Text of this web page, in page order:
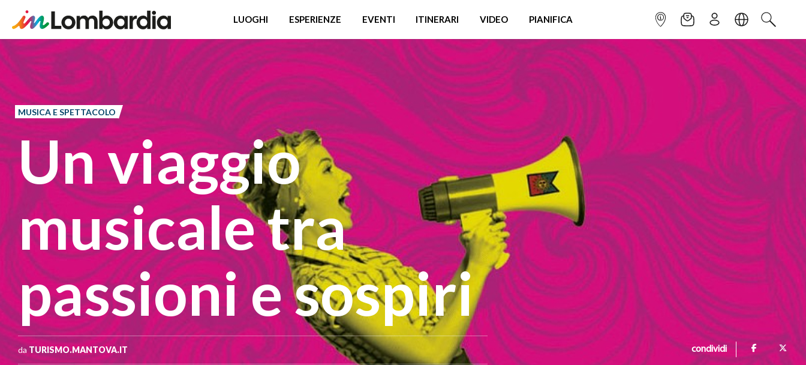
Salta
al
contenuto
principale
LUOGHI ESPERIENZE EVENTI ITINERARI VIDEO PIANIFICA INFOPOINTNEWSLETTER
ISCRIVITILINGUACERCA
MUSICA E SPETTACOLO
Un viaggio
musicale tra
passioni e sospiri
da TURISMO.MANTOVA.IT condividi